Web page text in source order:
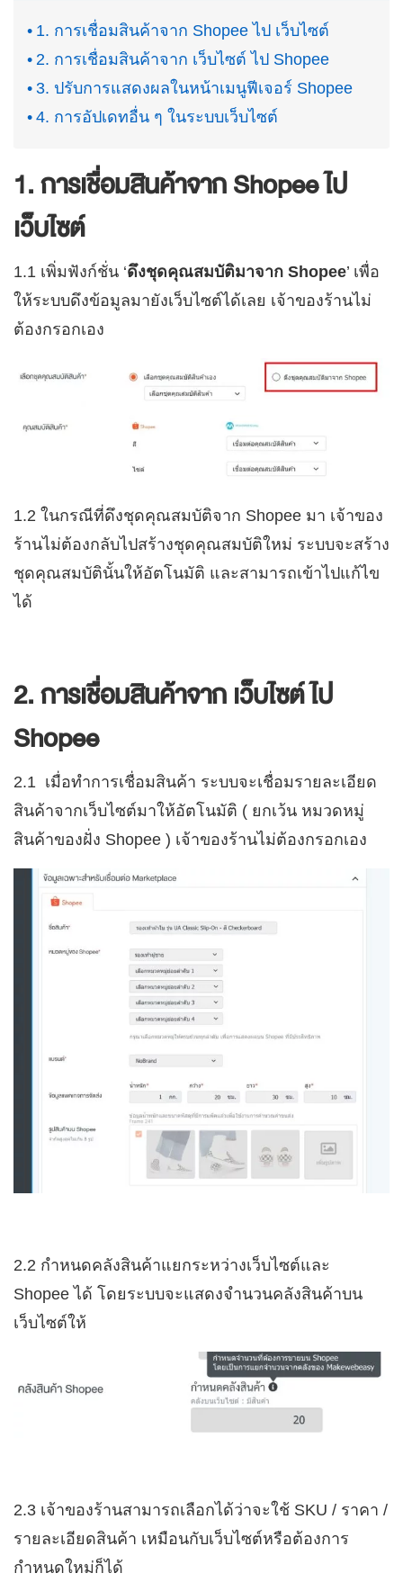
1. การเชื่อมสินค้าจาก Shopee ไป เว็บไซต์
2. การเชื่อมสินค้าจาก เว็บไซต์ ไป Shopee
3. ปรับการแสดงผลในหน้าเมนูฟีเจอร์ Shopee
4. การอัปเดทอื่น ๆ ในระบบเว็บไซต์
1. การเชื่อมสินค้าจาก Shopee ไป
เว็บไซต์
1.1 เพิ่มฟังก์ชั่น ‘ดึงชุดคุณสมบัติมาจาก Shopee’ เพื่อ
ให้ระบบดึงข้อมูลมายังเว็บไซต์ได้เลย เจ้าของร้านไม่
ต้องกรอกเอง
1.2 ในกรณีที่ดึงชุดคุณสมบัติจาก Shopee มา เจ้าของ
ร้านไม่ต้องกลับไปสร้างชุดคุณสมบัติใหม่ ระบบจะสร้าง
ชุดคุณสมบัตินั้นให้อัตโนมัติ และสามารถเข้าไปแก้ไข
ได้
2. การเชื่อมสินค้าจาก เว็บไซต์ ไป
Shopee
2.1 เมื่อทำการเชื่อมสินค้า ระบบจะเชื่อมรายละเอียด
สินค้าจากเว็บไซต์มาให้อัตโนมัติ ( ยกเว้น หมวดหมู่
สินค้าของฝั่ง Shopee ) เจ้าของร้านไม่ต้องกรอกเอง
2.2 กำหนดคลังสินค้าแยกระหว่างเว็บไซต์และ
Shopee ได้ โดยระบบจะแสดงจำนวนคลังสินค้าบน
เว็บไซต์ให้
2.3 เจ้าของร้านสามารถเลือกได้ว่าจะใช้ SKU / ราคา /
รายละเอียดสินค้า เหมือนกับเว็บไซต์หรือต้องการ
กำหนดใหม่ก็ได้